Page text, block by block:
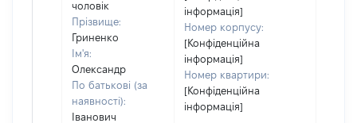
чоловік
Прізвище:
Гриненко
Ім'я:
Олександр
По батькові (за
наявності):
Іванович
інформація]
Номер корпусу:
[Конфіденційна
інформація]
Номер квартири:
[Конфіденційна
інформація]